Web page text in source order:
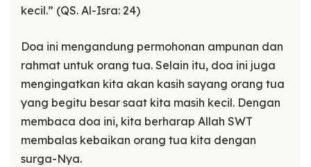
kecil.” (QS. Al-Isra: 24)
Doa ini mengandung permohonan ampunan dan
rahmat untuk orang tua. Selain itu, doa ini juga
mengingatkan kita akan kasih sayang orang tua
yang begitu besar saat kita masih kecil. Dengan
membaca doa ini, kita berharap Allah SWT
membalas kebaikan orang tua kita dengan
surga-Nya.